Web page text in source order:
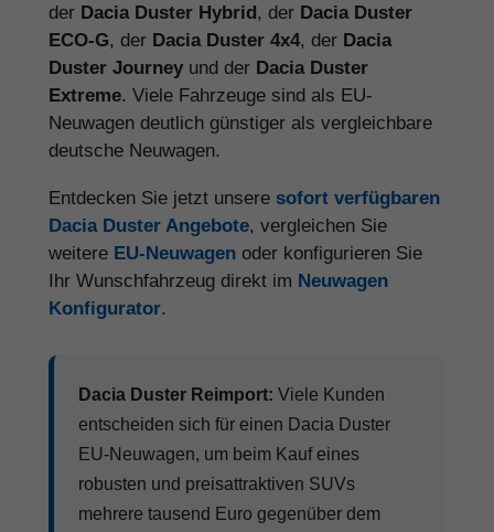
der Dacia Duster Hybrid, der Dacia Duster
ECO-G, der Dacia Duster 4x4, der Dacia
Duster Journey und der Dacia Duster
Extreme. Viele Fahrzeuge sind als EU-
Neuwagen deutlich günstiger als vergleichbare
deutsche Neuwagen.
Entdecken Sie jetzt unsere sofort verfügbaren
Dacia Duster Angebote, vergleichen Sie
weitere EU-Neuwagen oder konfigurieren Sie
Ihr Wunschfahrzeug direkt im Neuwagen
Konfigurator.
Dacia Duster Reimport: Viele Kunden
entscheiden sich für einen Dacia Duster
EU-Neuwagen, um beim Kauf eines
robusten und preisattraktiven SUVs
mehrere tausend Euro gegenüber dem